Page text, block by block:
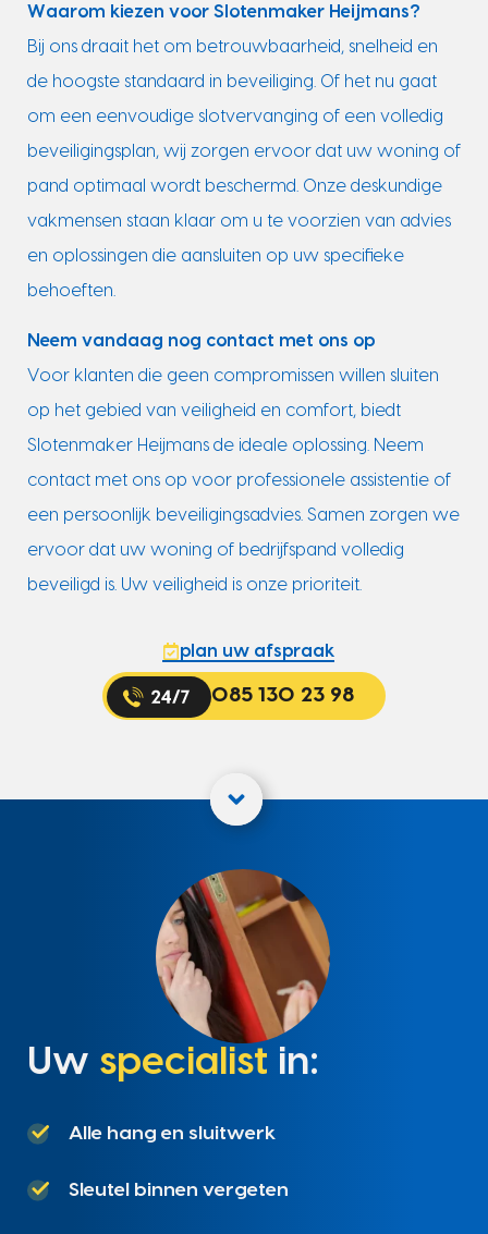
Waarom kiezen voor Slotenmaker Heijmans?
Bij ons draait het om betrouwbaarheid, snelheid en
de hoogste standaard in beveiliging. Of het nu gaat
om een eenvoudige slotvervanging of een volledig
beveiligingsplan, wij zorgen ervoor dat uw woning of
pand optimaal wordt beschermd. Onze deskundige
vakmensen staan klaar om u te voorzien van advies
en oplossingen die aansluiten op uw specifieke
behoeften.
Neem vandaag nog contact met ons op
Voor klanten die geen compromissen willen sluiten
op het gebied van veiligheid en comfort, biedt
Slotenmaker Heijmans de ideale oplossing. Neem
contact met ons op voor professionele assistentie of
een persoonlijk beveiligingsadvies. Samen zorgen we
ervoor dat uw woning of bedrijfspand volledig
beveiligd is. Uw veiligheid is onze prioriteit.
plan uw afspraak
085 130 23 98
Uw specialist in:
Alle hang en sluitwerk
Sleutel binnen vergeten